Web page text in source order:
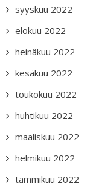
syyskuu 2022
elokuu 2022
heinäkuu 2022
kesäkuu 2022
toukokuu 2022
huhtikuu 2022
maaliskuu 2022
helmikuu 2022
tammikuu 2022